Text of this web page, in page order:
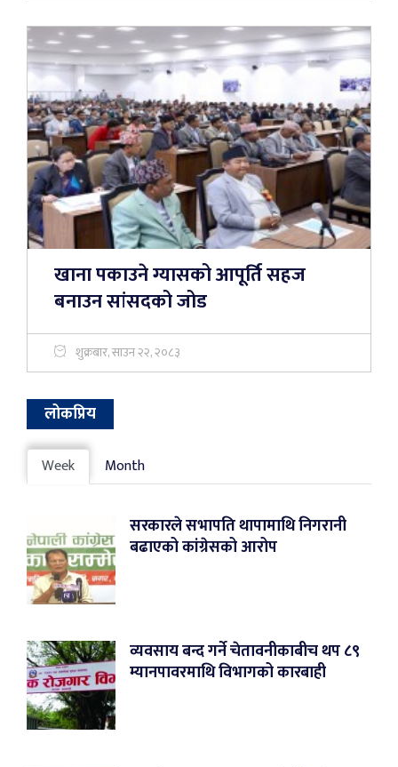
खाना पकाउने ग्यासको आपूर्ति सहज
बनाउन सांसदको जोड
शुक्रबार, साउन २२, २०८३
लोकप्रिय
Week Month
सरकारले सभापति थापामाथि निगरानी
बढाएको कांग्रेसको आरोप
व्यवसाय बन्द गर्ने चेतावनीकाबीच थप ८९
म्यानपावरमाथि विभागको कारबाही